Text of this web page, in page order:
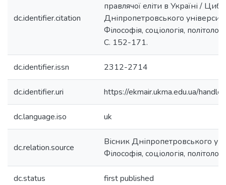
dc.identifier.citation
правлячої еліти в Україні /
Дніпропетровського
Філософія, соціологія,
С. 152-171.
dc.identifier.issn 2312-2714
dc.identifier.uri https://ekmair.ukma.edu.ua/
dc.language.iso uk
dc.relation.source
Вісник Дніпропетровського
Філософія, соціологія,
dc.status first published